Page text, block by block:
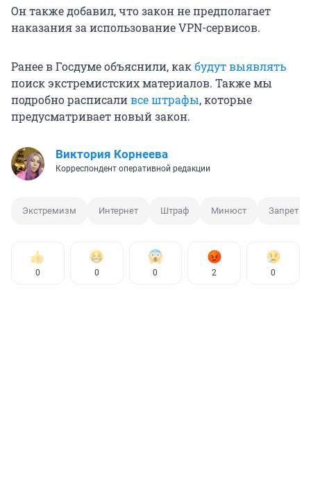
Он также добавил, что закон не предполагает
наказания за использование VPN-сервисов.
Ранее в Госдуме объяснили, какбудут выявлять
поиск экстремистских материалов. Также мы
подробно расписаливсе штрафы, которые
предусматривает новый закон.
Виктория Корнеева
Корреспондент оперативной редакции
Экстремизм Интернет Штраф Минюст Запрет
0 0 0 2 0